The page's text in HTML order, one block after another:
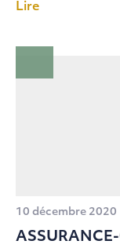
Lire
10 décembre 2020